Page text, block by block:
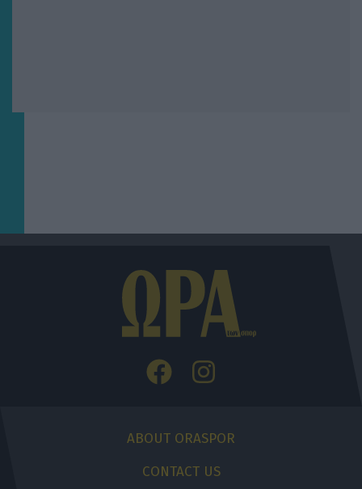
ABOUT ORASPOR
CONTACT US